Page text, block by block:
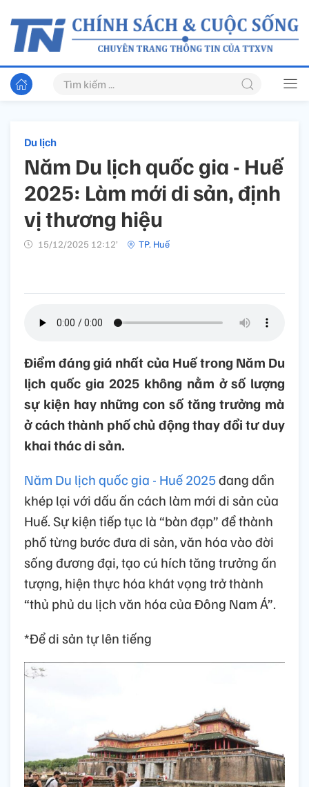
Du lịch
Năm Du lịch quốc gia - Huế
2025: Làm mới di sản, định
vị thương hiệu
15/12/2025 12:12’ TP. Huế
Điểm đáng giá nhất của Huế trong Năm Du
lịch quốc gia 2025 không nằm ở số lượng
sự kiện hay những con số tăng trưởng mà
ở cách thành phố chủ động thay đổi tư duy
khai thác di sản.
Năm Du lịch quốc gia - Huế 2025đang dần
khép lại với dấu ấn cách làm mới di sản của
Huế. Sự kiện tiếp tục là “bàn đạp” để thành
phố từng bước đưa di sản, văn hóa vào đời
sống đương đại, tạo cú hích tăng trưởng ấn
tượng, hiện thực hóa khát vọng trở thành
“thủ phủ du lịch văn hóa của Đông Nam Á”.
*Để di sản tự lên tiếng